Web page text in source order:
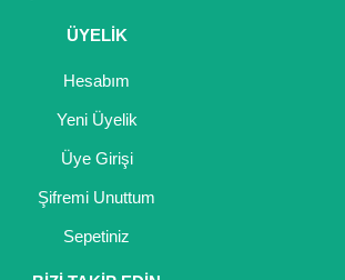
ÜYELİK
Hesabım
Yeni Üyelik
Üye Girişi
Şifremi Unuttum
Sepetiniz